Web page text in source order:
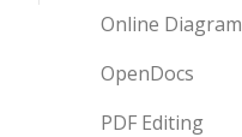
Online Diagram
OpenDocs
PDF Editing